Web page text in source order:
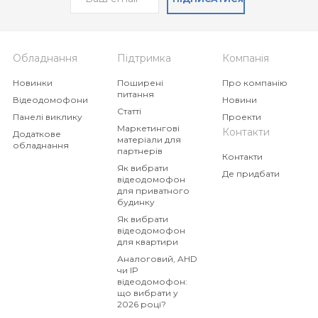
ML-20CRHD
огляду, підтримкою
бездротовим
зчитувачем карт
MA-01HD
Обладнання
Новинки
Відеодомофони
Панелі виклику
Додаткове
обладнання
Підтримка
Поширені
питання
Статті
Маркетингові
матеріали для
партнерів
Як вибрати
відеодомофон
для приватного
будинку
Як вибрати
відеодомофон
для квартири
Аналоговий, AHD
чи IP
відеодомофон:
що вибрати у
2026 році?
Компанія
Про компанію
Новини
Проекти
Контакти
Контакти
Де придбати